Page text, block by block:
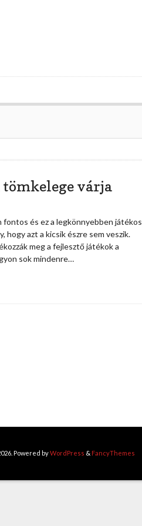
várja
és ez a legkönnyebben játékos
hogy azt a kicsik észre sem veszik.
meg a fejlesztő játékok a
sok mindenre…
Powered byWordPress & FancyThemes